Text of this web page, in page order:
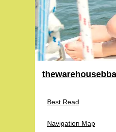
Best Read
Navigation Map